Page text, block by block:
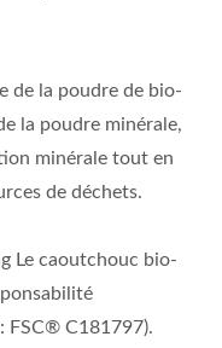
de la poudre de bio-
la poudre minérale,
minérale tout en
de déchets.
Le caoutchouc bio-
FSC® C181797).